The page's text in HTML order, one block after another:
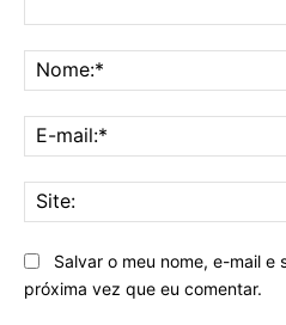
Salvar o meu nome, e-mail
próxima vez que eu comentar.